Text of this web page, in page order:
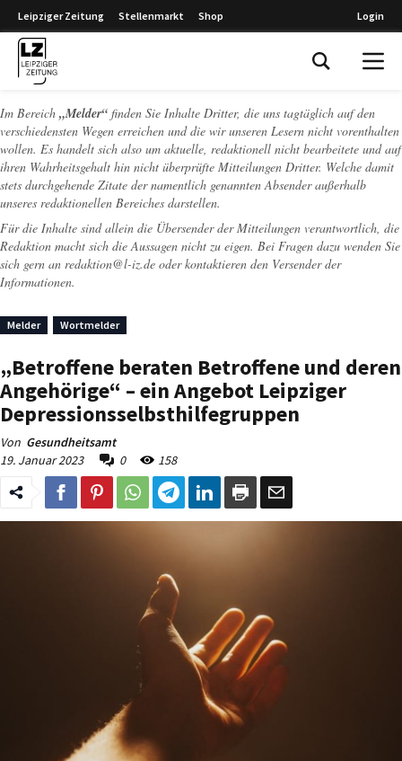
Leipziger Zeitung Stellenmarkt Shop Login
Im Bereich „Melder“ finden Sie Inhalte Dritter, die uns tagtäglich auf den
verschiedensten Wegen erreichen und die wir unseren Lesern nicht vorenthalten
wollen. Es handelt sich also um aktuelle, redaktionell nicht bearbeitete und auf
ihren Wahrheitsgehalt hin nicht überprüfte Mitteilungen Dritter. Welche damit
stets durchgehende Zitate der namentlich genannten Absender außerhalb
unseres redaktionellen Bereiches darstellen.
Für die Inhalte sind allein die Übersender der Mitteilungen verantwortlich, die
Redaktion macht sich die Aussagen nicht zu eigen. Bei Fragen dazu wenden Sie
sich gern an redaktion@l-iz.de oder kontaktieren den Versender der
Informationen.
Melder Wortmelder
„Betroffene beraten Betroffene und deren
Angehörige“ – ein Angebot Leipziger
Depressionsselbsthilfegruppen
Von Gesundheitsamt
19. Januar 2023
0 158